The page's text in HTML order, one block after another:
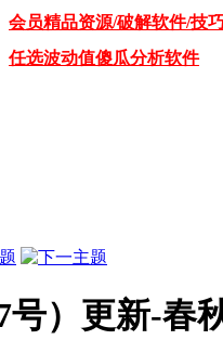
会员精品资源/破解软件/技
任选波动值傻瓜分析软件
号）更新-